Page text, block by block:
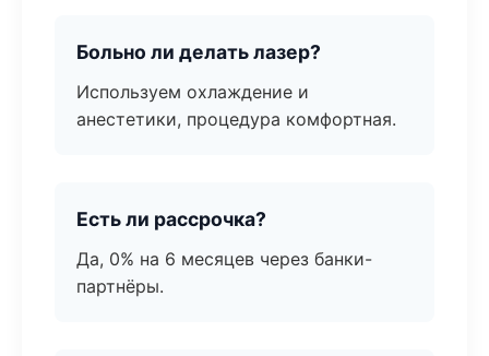
Больно ли делать лазер?
Используем охлаждение и
анестетики, процедура комфортная.
Есть ли рассрочка?
Да, 0% на 6 месяцев через банки-
партнёры.